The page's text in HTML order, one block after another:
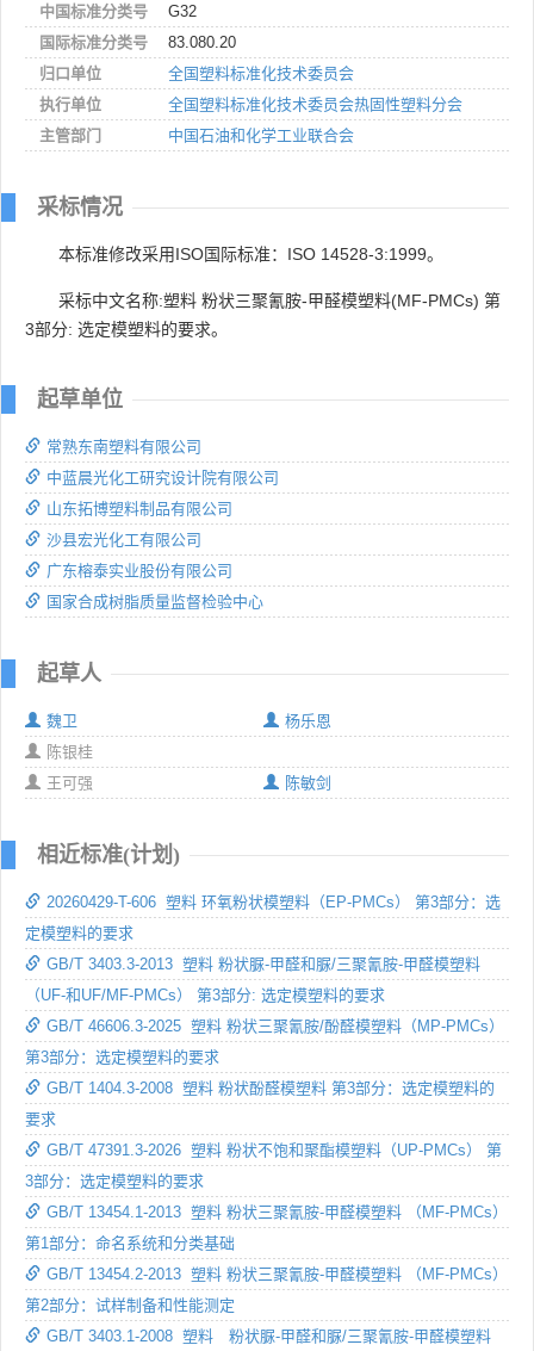
中国标准分类号
G32
国际标准分类号
83.080.20
归口单位
全国塑料标准化技术委员会
执行单位
全国塑料标准化技术委员会热固性塑料分会
主管部门
中国石油和化学工业联合会
采标情况
本标准修改采用ISO国际标准：ISO 14528-3:1999。
采标中文名称:塑料 粉状三聚氰胺-甲醛模塑料(MF-PMCs) 第
3部分: 选定模塑料的要求。
起草单位
常熟东南塑料有限公司
中蓝晨光化工研究设计院有限公司
山东拓博塑料制品有限公司
沙县宏光化工有限公司
广东榕泰实业股份有限公司
国家合成树脂质量监督检验中心
起草人
魏卫
杨乐恩
陈银桂
王可强
陈敏剑
相近标准(计划)
20260429-T-606 塑料 环氧粉状模塑料（EP-PMCs） 第3部分：选
定模塑料的要求
GB/T 3403.3-2013 塑料 粉状脲-甲醛和脲/三聚氰胺-甲醛模塑料
（UF-和UF/MF-PMCs） 第3部分: 选定模塑料的要求
GB/T 46606.3-2025 塑料 粉状三聚氰胺/酚醛模塑料（MP-PMCs）
第3部分：选定模塑料的要求
GB/T 1404.3-2008 塑料 粉状酚醛模塑料 第3部分：选定模塑料的
要求
GB/T 47391.3-2026 塑料 粉状不饱和聚酯模塑料（UP-PMCs） 第
3部分：选定模塑料的要求
GB/T 13454.1-2013 塑料 粉状三聚氰胺-甲醛模塑料 （MF-PMCs）
第1部分：命名系统和分类基础
GB/T 13454.2-2013 塑料 粉状三聚氰胺-甲醛模塑料 （MF-PMCs）
第2部分：试样制备和性能测定
GB/T 3403.1-2008 塑料 粉状脲-甲醛和脲/三聚氰胺-甲醛模塑料